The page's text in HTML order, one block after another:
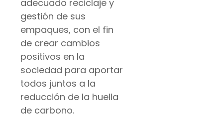
adecuado reciclaje y
gestión de sus
empaques, con el fin
de crear cambios
positivos en la
sociedad para aportar
todos juntos a la
reducción de la huella
de carbono.